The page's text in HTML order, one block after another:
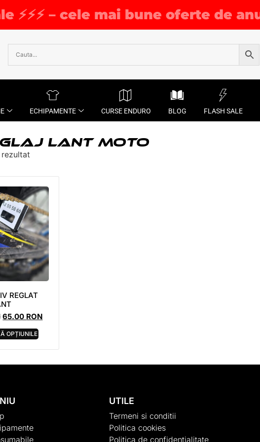
⚡⚡⚡ – cele mai bune oferte de
ECHIPAMENTE CURSE ENDURO BLOG FLASH SALE
LANT MOTO
REGLAT
65.00 RON
OPȚIUNILE
UTILE
Termeni si conditii
Politica cookies
Politica de confidentialitate